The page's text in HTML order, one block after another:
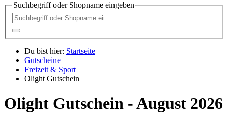
Suchbegriff oder Shopname eingeben
Du bist hier: Startseite
Gutscheine
Freizeit & Sport
Olight Gutschein
Olight Gutschein - August 2026